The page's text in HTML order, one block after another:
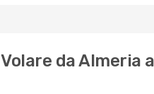
Volare da Almeria